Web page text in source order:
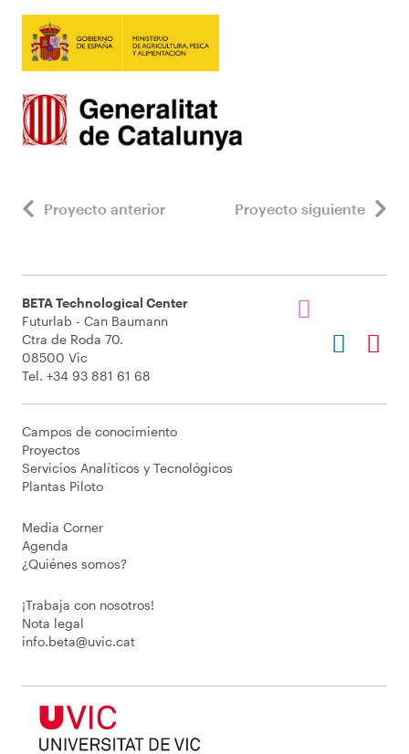
Proyecto anterior Proyecto siguiente
BETA Technological Center
Futurlab - Can Baumann
Ctra de Roda 70.
08500 Vic
Tel. +34 93 881 61 68
Campos de conocimiento
Proyectos
Servicios Analíticos y Tecnológicos
Plantas Piloto
Media Corner
Agenda
¿Quiénes somos?
¡Trabaja con nosotros!
Nota legal
info.beta@uvic.cat